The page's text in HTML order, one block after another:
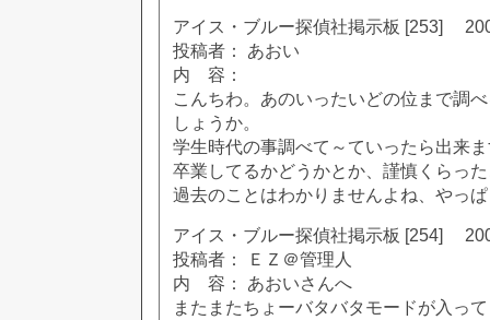
アイス・ブルー探偵社掲示板 [253]
投稿者： あおい
内 容：
こんちわ。あのいったいどの位まで調
しょうか。
学生時代の事調べて～ていったら出来
卒業してるかどうかとか、謹慎くらっ
過去のことはわかりませんよね、やっぱ
アイス・ブルー探偵社掲示板 [254]
投稿者： ＥＺ＠管理人
内 容： あおいさんへ
またまたちょーバタバタモードが入っ